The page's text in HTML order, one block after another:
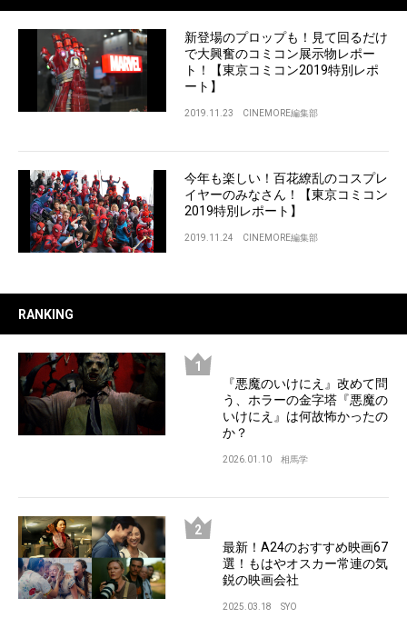
新登場のプロップも！見て回るだけ
で大興奮のコミコン展示物レポー
ト！【東京コミコン2019特別レポ
ート】
2019.11.23 CINEMORE編集部
今年も楽しい！百花繚乱のコスプレ
イヤーのみなさん！【東京コミコン
2019特別レポート】
2019.11.24 CINEMORE編集部
RANKING
『悪魔のいけにえ』改めて問
う、ホラーの金字塔『悪魔の
いけにえ』は何故怖かったの
か？
2026.01.10 相馬学
最新！A24のおすすめ映画67
選！もはやオスカー常連の気
鋭の映画会社
2025.03.18 SYO